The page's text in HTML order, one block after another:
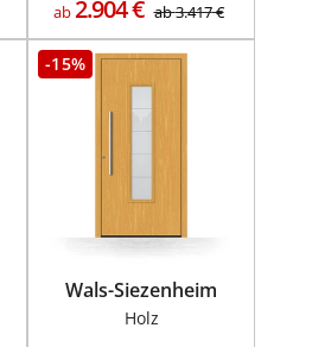
ab2.904€ ab3.417€
-15%
Wals-Siezenheim
Holz